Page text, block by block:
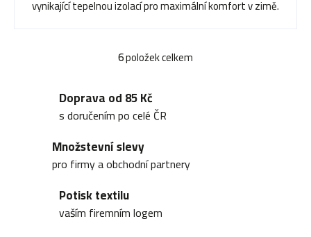
vynikající tepelnou izolací pro maximální komfort v zimě.
O
l
d
c
6položek celkem
Doprava od 85 Kč
s doručením po celé ČR
Množstevní slevy
pro firmy a obchodní partnery
Potisk textilu
vaším firemním logem